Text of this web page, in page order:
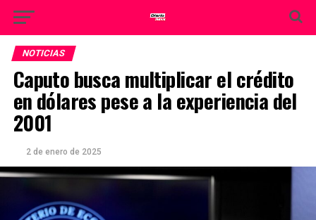
NOTICIAS
Caputo busca multiplicar el crédito
en dólares pese a la experiencia del
2001
2 de enero de 2025